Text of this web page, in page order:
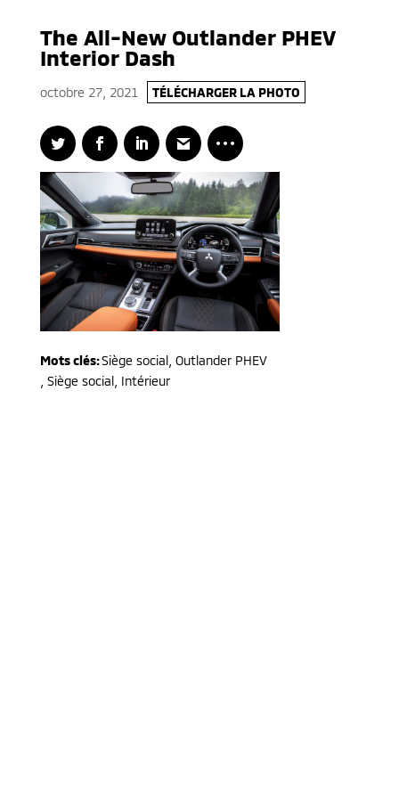
The All-New Outlander PHEV
Interior Dash
octobre 27, 2021 TÉLÉCHARGER LA PHOTO
Mots clés:Siège social, Outlander PHEV
Siège social, Intérieur